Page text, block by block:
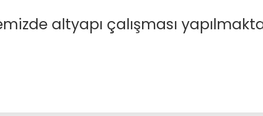
altyapı çalışması